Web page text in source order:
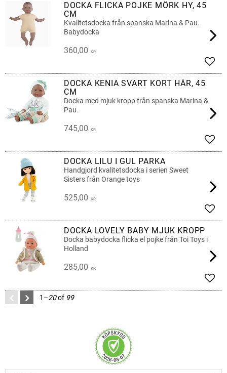
DOCKA FLICKA POJKE MÖRK HY, 45
CM
Kvalitetsdocka från spanska Marina & Pau.
Babydocka
360,00 KR
Add
DOCKA KENIA SVART KORT HÅR, 45
CM
Docka med mjuk kropp från spanska Marina &
Pau.
745,00 KR
Add
DOCKA LILU I GUL PARKA
Handgjord kvalitetsdocka i serien Sweet
Sisters från Orange toys
525,00 KR
Add
DOCKA LOVELY BABY MJUK KROPP
Docka babydocka flicka el pojke från Toi Toys i
Holland
285,00 KR
Add
1–20of 99